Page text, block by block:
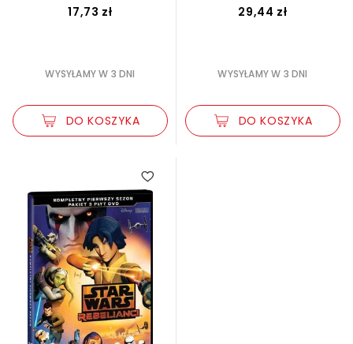
17,73 zł
WYSYŁAMY W 3 DNI
DO KOSZYKA
29,44 zł
WYSYŁAMY W 3 DNI
DO KOSZYKA